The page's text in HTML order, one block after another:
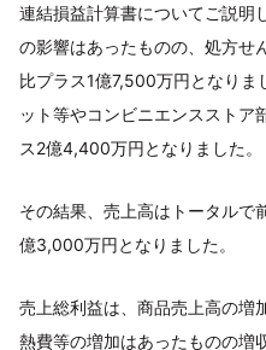
連結損益計算書についてご説明
の影響はあったものの、処方せ
比プラス1億7,500万円となりま
ット等やコンビニエンスストア
ス2億4,400万円となりました。
その結果、売上高はトータル
億3,000万円となりました。
売上総利益は、商品売上高の増
熱費等の増加はあったものの増